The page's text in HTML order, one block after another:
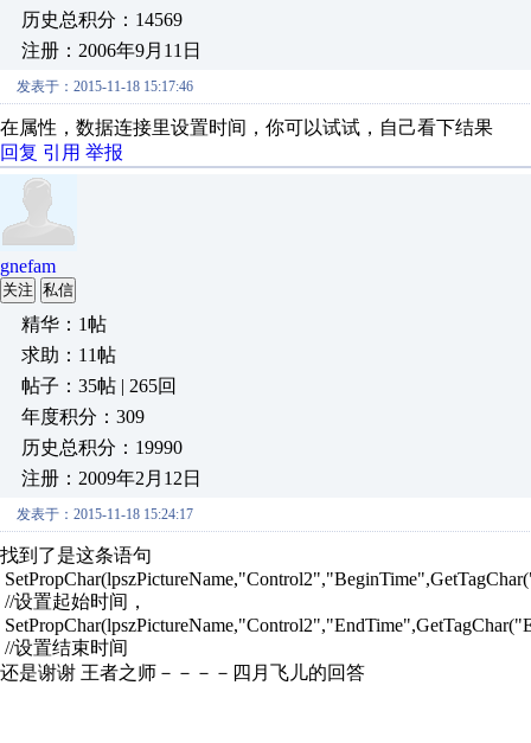
历史总积分：14569
注册：2006年9月11日
发表于：2015-11-18 15:17:46
在属性，数据连接里设置时间，你可以试试，自己看下结果
回复 引用 举报
gnefam
关注 私信
精华：1帖
求助：11帖
帖子：35帖 | 265回
年度积分：309
历史总积分：19990
注册：2009年2月12日
发表于：2015-11-18 15:24:17
找到了是这条语句
//设置起始时间，
//设置结束时间
还是谢谢 王者之师－－－－四月飞儿的回答